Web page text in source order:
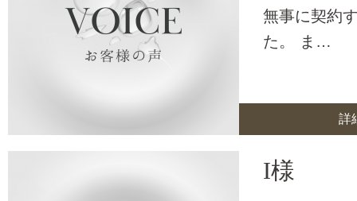
無事に契約
た。 ま…
詳
I様